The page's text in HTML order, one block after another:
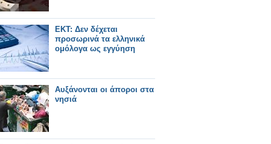
EKT: Δεν δέχεται
προσωρινά τα ελληνικά
ομόλογα ως εγγύηση
Αυξάνονται οι άποροι στα
νησιά